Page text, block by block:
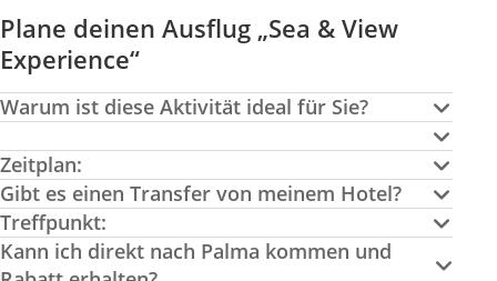
Plane deinen Ausflug „Sea & View
Experience“
Warum ist diese Aktivität ideal für Sie?
Zeitplan:
Gibt es einen Transfer von meinem Hotel?
Treffpunkt:
Kann ich direkt nach Palma kommen und